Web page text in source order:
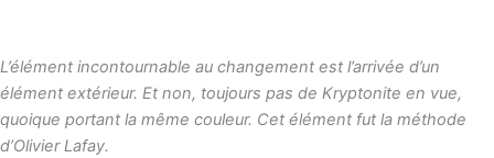
L’élément incontournable au changement est l’arrivée d’un
élément extérieur. Et non, toujours pas de Kryptonite en vue,
quoique portant la même couleur. Cet élément fut la méthode
d’Olivier Lafay.